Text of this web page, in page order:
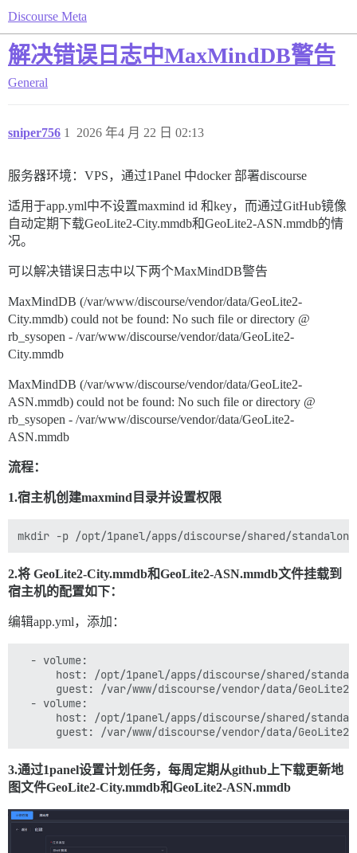
Discourse Meta
解决错误日志中MaxMindDB警告
General
sniper756 2026 年4 月 22 日 02:13
1
服务器环境：VPS，通过1Panel 中docker 部署discourse
适用于app.yml中不设置maxmind id 和key，而通过GitHub镜像
自动定期下载GeoLite2-City.mmdb和GeoLite2-ASN.mmdb的情
况。
可以解决错误日志中以下两个MaxMindDB警告
MaxMindDB (/var/www/discourse/vendor/data/GeoLite2-
City.mmdb) could not be found: No such file or directory @
rb_sysopen - /var/www/discourse/vendor/data/GeoLite2-
City.mmdb
MaxMindDB (/var/www/discourse/vendor/data/GeoLite2-
ASN.mmdb) could not be found: No such file or directory @
rb_sysopen - /var/www/discourse/vendor/data/GeoLite2-
ASN.mmdb
流程：
1.宿主机创建maxmind目录并设置权限
2.将 GeoLite2-City.mmdb和GeoLite2-ASN.mmdb文件挂载到
宿主机的配置如下：
编辑app.yml，添加：
  - volume:
host: /opt/1panel/apps/discourse/shared/
guest: /var/www/discourse/vendor/data/
  - volume:
host: /opt/1panel/apps/discourse/shared/
3.通过1panel设置计划任务，每周定期从github上下载更新地
图文件GeoLite2-City.mmdb和GeoLite2-ASN.mmdb